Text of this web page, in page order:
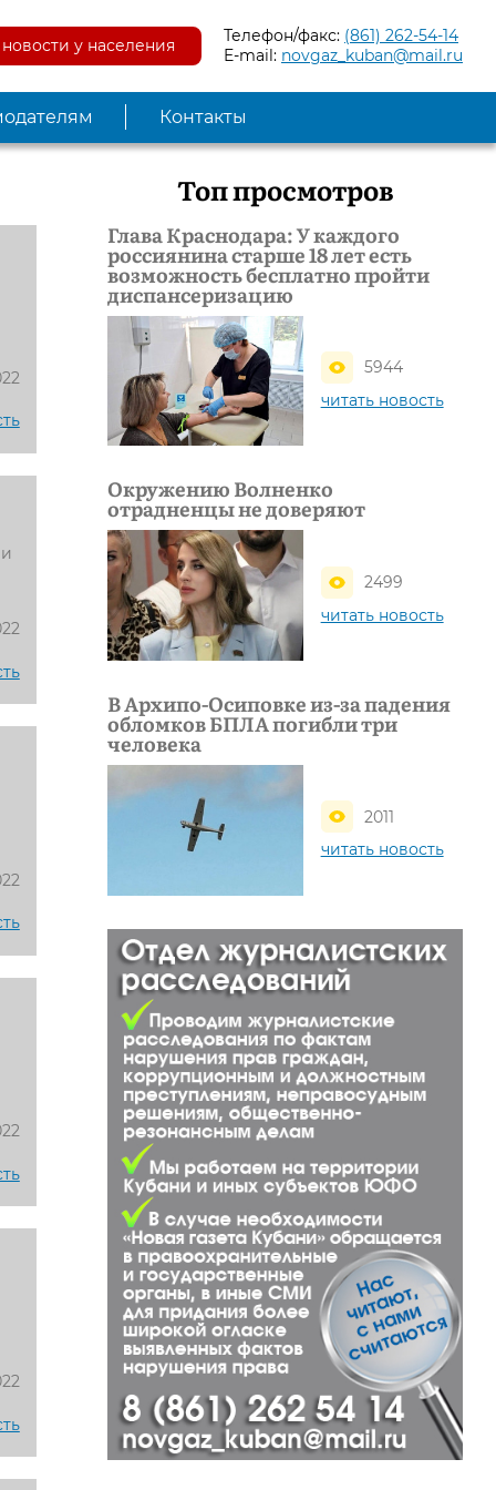
у населения Телефон/факс: (861) 262-54-14
E-mail: novgaz_kuban@mail.ru
Контакты
Топ просмотров
Глава Краснодара: У каждого
россиянина старше 18 лет есть
возможность бесплатно пройти
диспансеризацию
5944
читать новость
Окружению Волненко
отрадненцы не доверяют
2499
читать новость
В Архипо-Осиповке из-за падения
обломков БПЛА погибли три
человека
2011
читать новость